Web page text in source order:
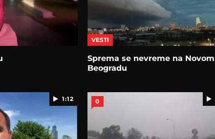
VESTI
Sprema se nevreme na Novom
Beogradu
1:12 0